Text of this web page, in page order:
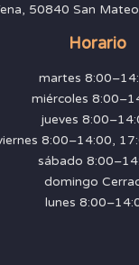
50840 San
Horario
martes
miércoles
jueves
8:00–14:00,
sábado
domingo
lunes